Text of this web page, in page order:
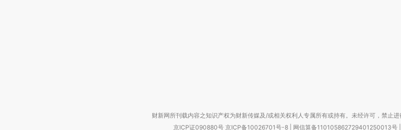
财新网所刊载内容之知识产权为财新传媒及/或相关权利人专属所有或持有。未经许可，禁止进
京ICP证090880号 京ICP备10026701号-8 网信算备110105862729401250013号